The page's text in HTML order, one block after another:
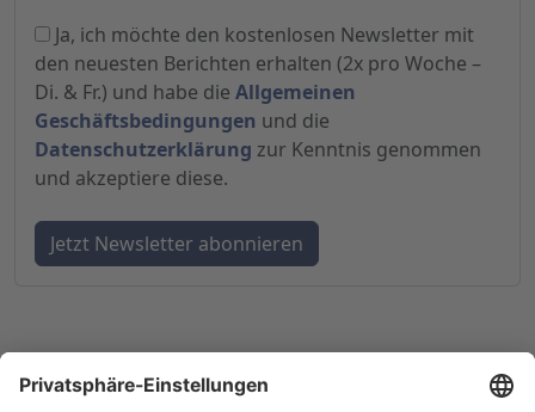
Ja, ich möchte den kostenlosen Newsletter mit
den neuesten Berichten erhalten (2x pro Woche –
Di. & Fr.) und habe die Allgemeinen
Geschäftsbedingungen und die
Datenschutzerklärung zur Kenntnis genommen
und akzeptiere diese.
© 1998-2026by GSC Research GmbH